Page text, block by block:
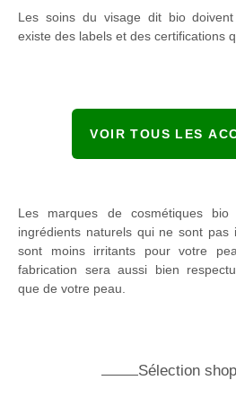
Les soins du visage dit bio
existe des labels et des certifications
VOIR TOUS LES
Les marques de cosmétiques bio
ingrédients naturels qui ne sont pas
sont moins irritants pour votre
fabrication sera aussi bien
que de votre peau.
Sélection